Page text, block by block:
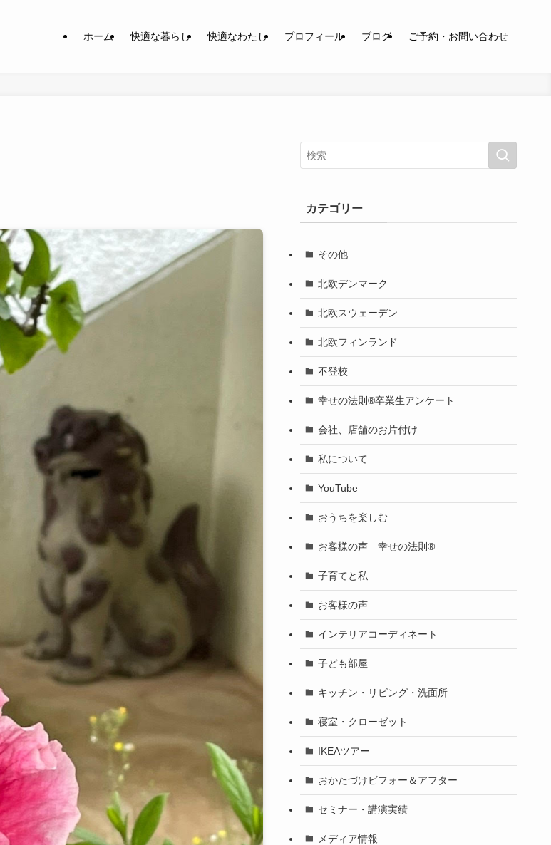
ホーム 快適な暮らし 快適なわたし プロフィール ブログ ご予約・お問い合わせ
カテゴリー
その他
北欧デンマーク
北欧スウェーデン
北欧フィンランド
不登校
幸せの法則®卒業生アンケート
会社、店舗のお片付け
私について
YouTube
おうちを楽しむ
お客様の声 幸せの法則®︎
子育てと私
お客様の声
インテリアコーディネート
子ども部屋
キッチン・リビング・洗面所
寝室・クローゼット
IKEAツアー
おかたづけビフォー＆アフター
セミナー・講演実績
メディア情報